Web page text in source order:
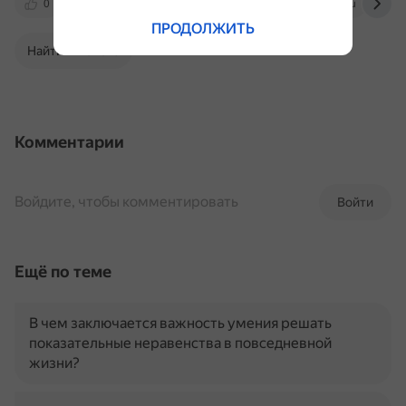
0 keldysh.ru
Найти в Поиске
Комментарии
Войти
Войдите, чтобы комментировать
Ещё по теме
В чем заключается важность умения решать
показательные неравенства в повседневной
жизни?
ПРОДОЛЖИТЬ